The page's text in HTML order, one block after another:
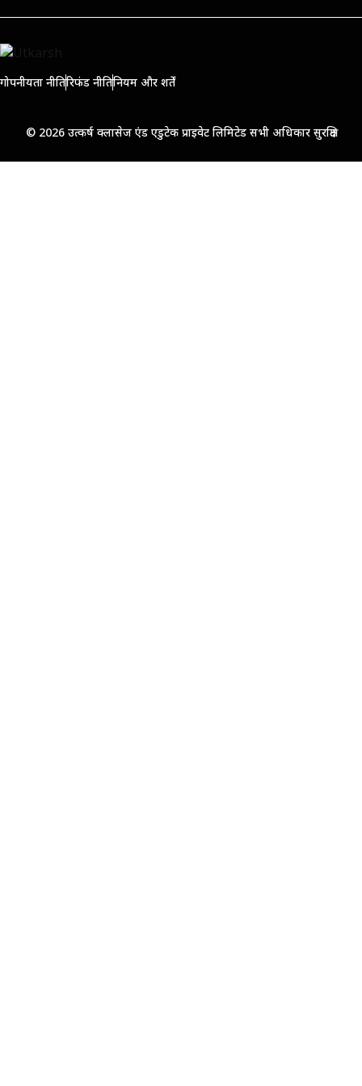
गोपनीयता नीतिरिफंड नीतिनियम और शर्तें
© 2026 उत्कर्ष क्लासेज एंड एडुटेक प्राइवेट लिमिटेड सभी अधिकार सुरक्षित